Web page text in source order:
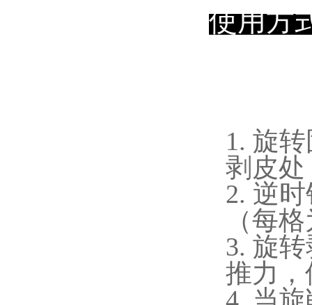
使用方
1. 旋
剥皮
2. 逆
（每
3. 旋
推力